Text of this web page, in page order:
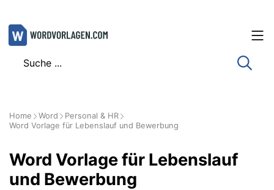
Zum
Inhalt
Home Word
Personal & HR
Word Vorlage für Lebenslauf und Bewerbung
Word Vorlage für Lebenslauf
und Bewerbung